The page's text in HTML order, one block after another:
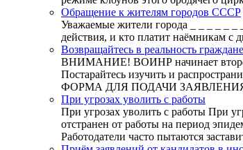
Обращение к жителям городов СССР
Уважаемые жители города _ _ _ _ _
действия, и кто платит наёмникам с
Возвращайтесь в реальность
ВНИМАНИЕ! ВОИНР начинает второй
Постарайтесь изучить и
ФОРМА ДЛЯ ПОДАЧИ
При угрозах уволить с работы
При угрозах уволить с работы При
отстранен от работы на период
Работодатели часто пытаются